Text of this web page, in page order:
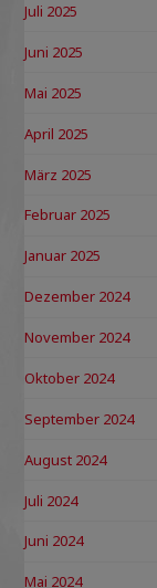
Juli 2025
Juni 2025
Mai 2025
April 2025
März 2025
Februar 2025
Januar 2025
Dezember 2024
November 2024
Oktober 2024
September 2024
August 2024
Juli 2024
Juni 2024
Mai 2024